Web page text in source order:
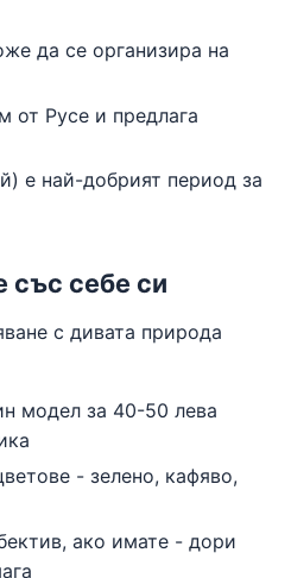
да се организира на
от Русе и предлага
е най-добрият период за
със себе си
с дивата природа
модел за 40-50 лева
- зелено, кафяво,
ако имате - дори